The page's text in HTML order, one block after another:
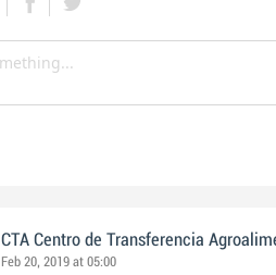
CTA Centro de Transferencia
Feb 20, 2019 at 05:00